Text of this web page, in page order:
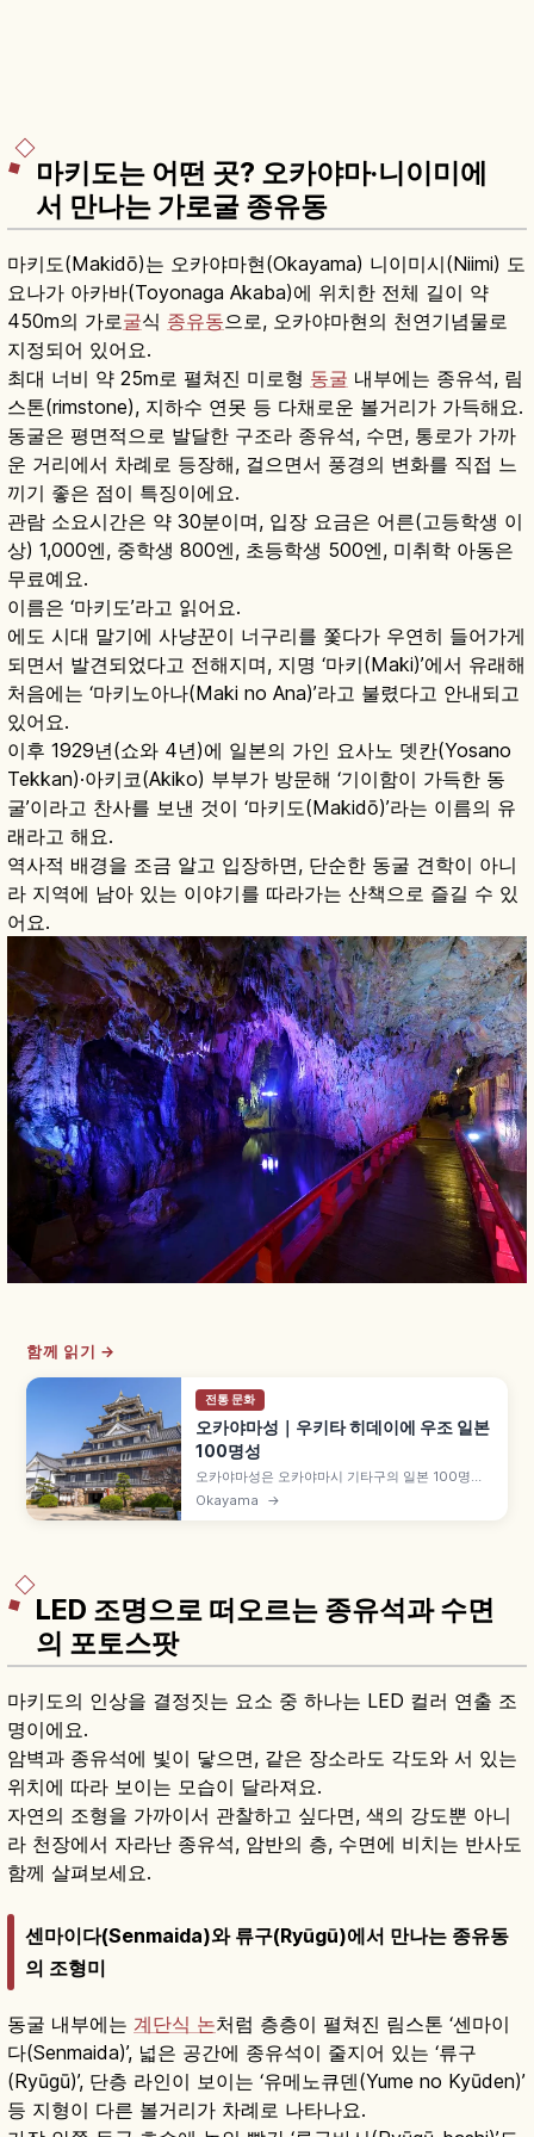
마키도는 어떤 곳? 오카야마·니이미에
서 만나는 가로굴 종유동
마키도(Makidō)는 오카야마현(Okayama) 니이미시(Niimi) 도
요나가 아카바(Toyonaga Akaba)에 위치한 전체 길이 약
450m의 가로굴식 종유동으로, 오카야마현의 천연기념물로
지정되어 있어요.
최대 너비 약 25m로 펼쳐진 미로형 동굴 내부에는 종유석, 림
스톤(rimstone), 지하수 연못 등 다채로운 볼거리가 가득해요.
동굴은 평면적으로 발달한 구조라 종유석, 수면, 통로가 가까
운 거리에서 차례로 등장해, 걸으면서 풍경의 변화를 직접 느
끼기 좋은 점이 특징이에요.
관람 소요시간은 약 30분이며, 입장 요금은 어른(고등학생 이
상) 1,000엔, 중학생 800엔, 초등학생 500엔, 미취학 아동은
무료예요.
이름은 ‘마키도’라고 읽어요.
에도 시대 말기에 사냥꾼이 너구리를 쫓다가 우연히 들어가게
되면서 발견되었다고 전해지며, 지명 ‘마키(Maki)’에서 유래해
처음에는 ‘마키노아나(Maki no Ana)’라고 불렸다고 안내되고
있어요.
이후 1929년(쇼와 4년)에 일본의 가인 요사노 뎃칸(Yosano
Tekkan)·아키코(Akiko) 부부가 방문해 ‘기이함이 가득한 동
굴’이라고 찬사를 보낸 것이 ‘마키도(Makidō)’라는 이름의 유
래라고 해요.
역사적 배경을 조금 알고 입장하면, 단순한 동굴 견학이 아니
라 지역에 남아 있는 이야기를 따라가는 산책으로 즐길 수 있
어요.
함께 읽기 →
전통 문화
오카야마성｜우키타 히데이에 우조 일본
100명성
오카야마성은 오카야마시 기타구의 일본 100명성
으로, 도요토미 오대로 우키타 히데이에가 1597년
(게이초 2년) 천수 완성, 검은 옻칠 시타미이타 칠흑
Okayama →
LED 조명으로 떠오르는 종유석과 수면
의 포토스팟
마키도의 인상을 결정짓는 요소 중 하나는 LED 컬러 연출 조
명이에요.
암벽과 종유석에 빛이 닿으면, 같은 장소라도 각도와 서 있는
위치에 따라 보이는 모습이 달라져요.
자연의 조형을 가까이서 관찰하고 싶다면, 색의 강도뿐 아니
라 천장에서 자라난 종유석, 암반의 층, 수면에 비치는 반사도
함께 살펴보세요.
센마이다(Senmaida)와 류구(Ryūgū)에서 만나는 종유동
의 조형미
동굴 내부에는 계단식 논처럼 층층이 펼쳐진 림스톤 ‘센마이
다(Senmaida)’, 넓은 공간에 종유석이 줄지어 있는 ‘류구
(Ryūgū)’, 단층 라인이 보이는 ‘유메노큐덴(Yume no Kyūden)’
등 지형이 다른 볼거리가 차례로 나타나요.